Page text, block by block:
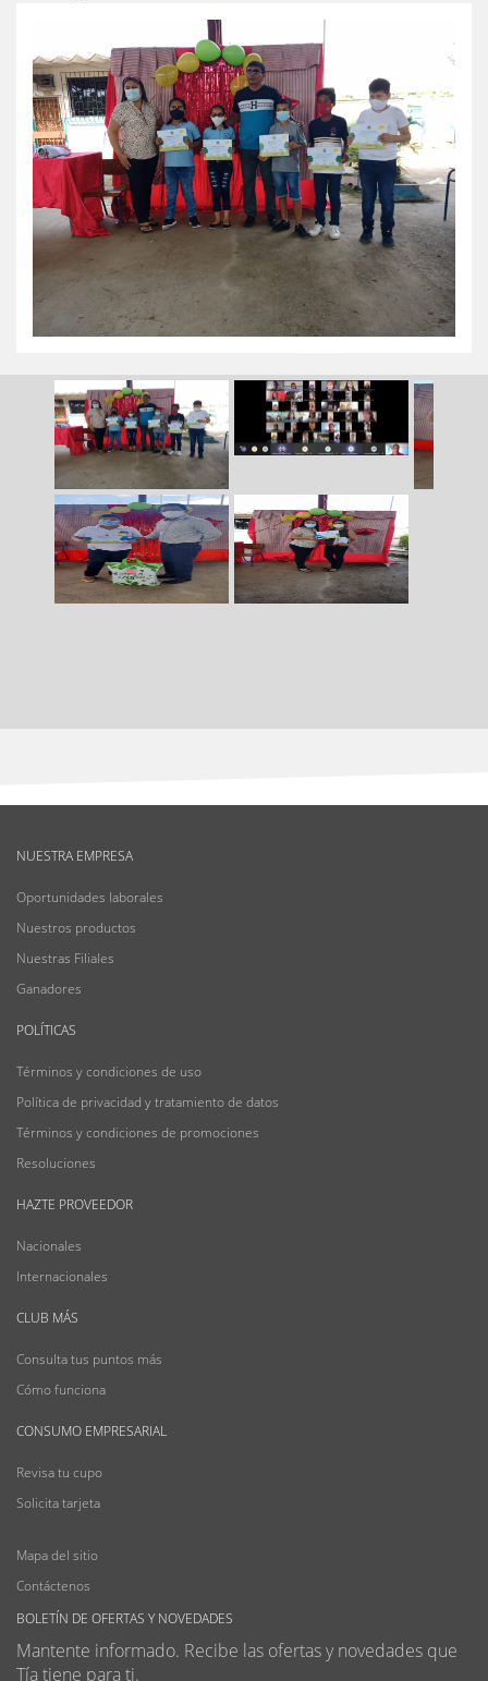
NUESTRA EMPRESA
Oportunidades laborales
Nuestros productos
Nuestras Filiales
Ganadores
POLÍTICAS
Términos y condiciones de uso
Política de privacidad y tratamiento de datos
Términos y condiciones de promociones
Resoluciones
HAZTE PROVEEDOR
Nacionales
Internacionales
CLUB MÁS
Consulta tus puntos más
Cómo funciona
CONSUMO EMPRESARIAL
Revisa tu cupo
Solicita tarjeta
Mapa del sitio
Contáctenos
BOLETÍN DE OFERTAS Y NOVEDADES
Mantente informado. Recibe las ofertas y novedades que
Tía tiene para ti.